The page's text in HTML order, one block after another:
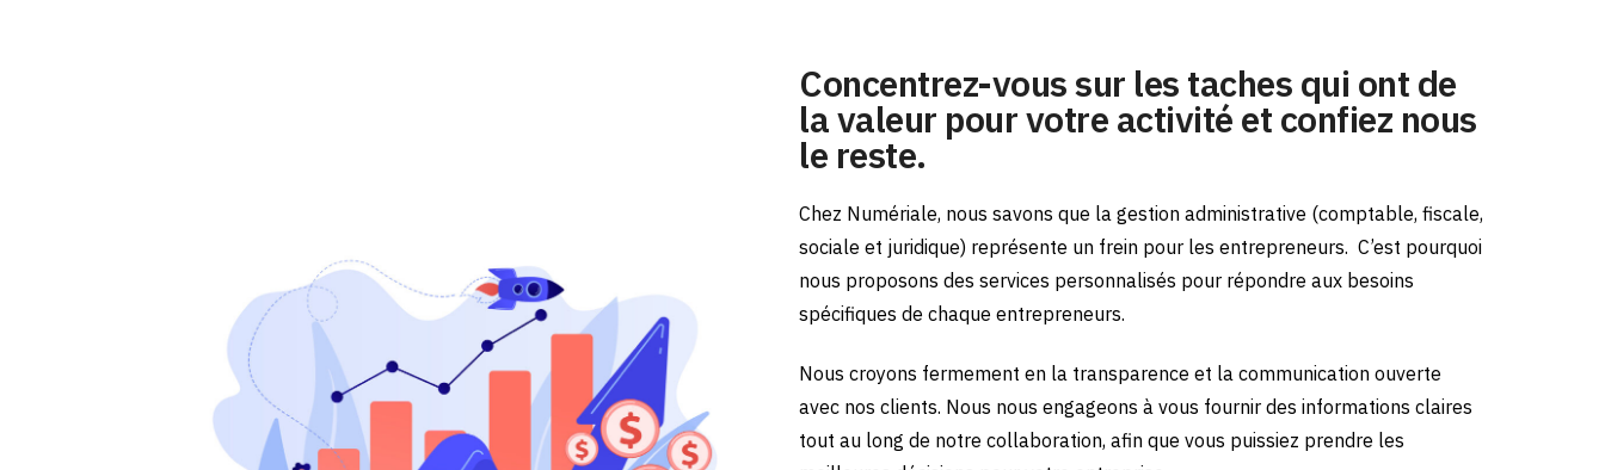
Concentrez-vous sur les taches qui ont de
la valeur pour votre activité et confiez nous
le reste.
Chez Numériale, nous savons que la gestion administrative (comptable, fiscale,
sociale et juridique) représente un frein pour les entrepreneurs. C’est pourquoi
nous proposons des services personnalisés pour répondre aux besoins
spécifiques de chaque entrepreneurs.
Nous croyons fermement en la transparence et la communication ouverte
avec nos clients. Nous nous engageons à vous fournir des informations claires
tout au long de notre collaboration, afin que vous puissiez prendre les